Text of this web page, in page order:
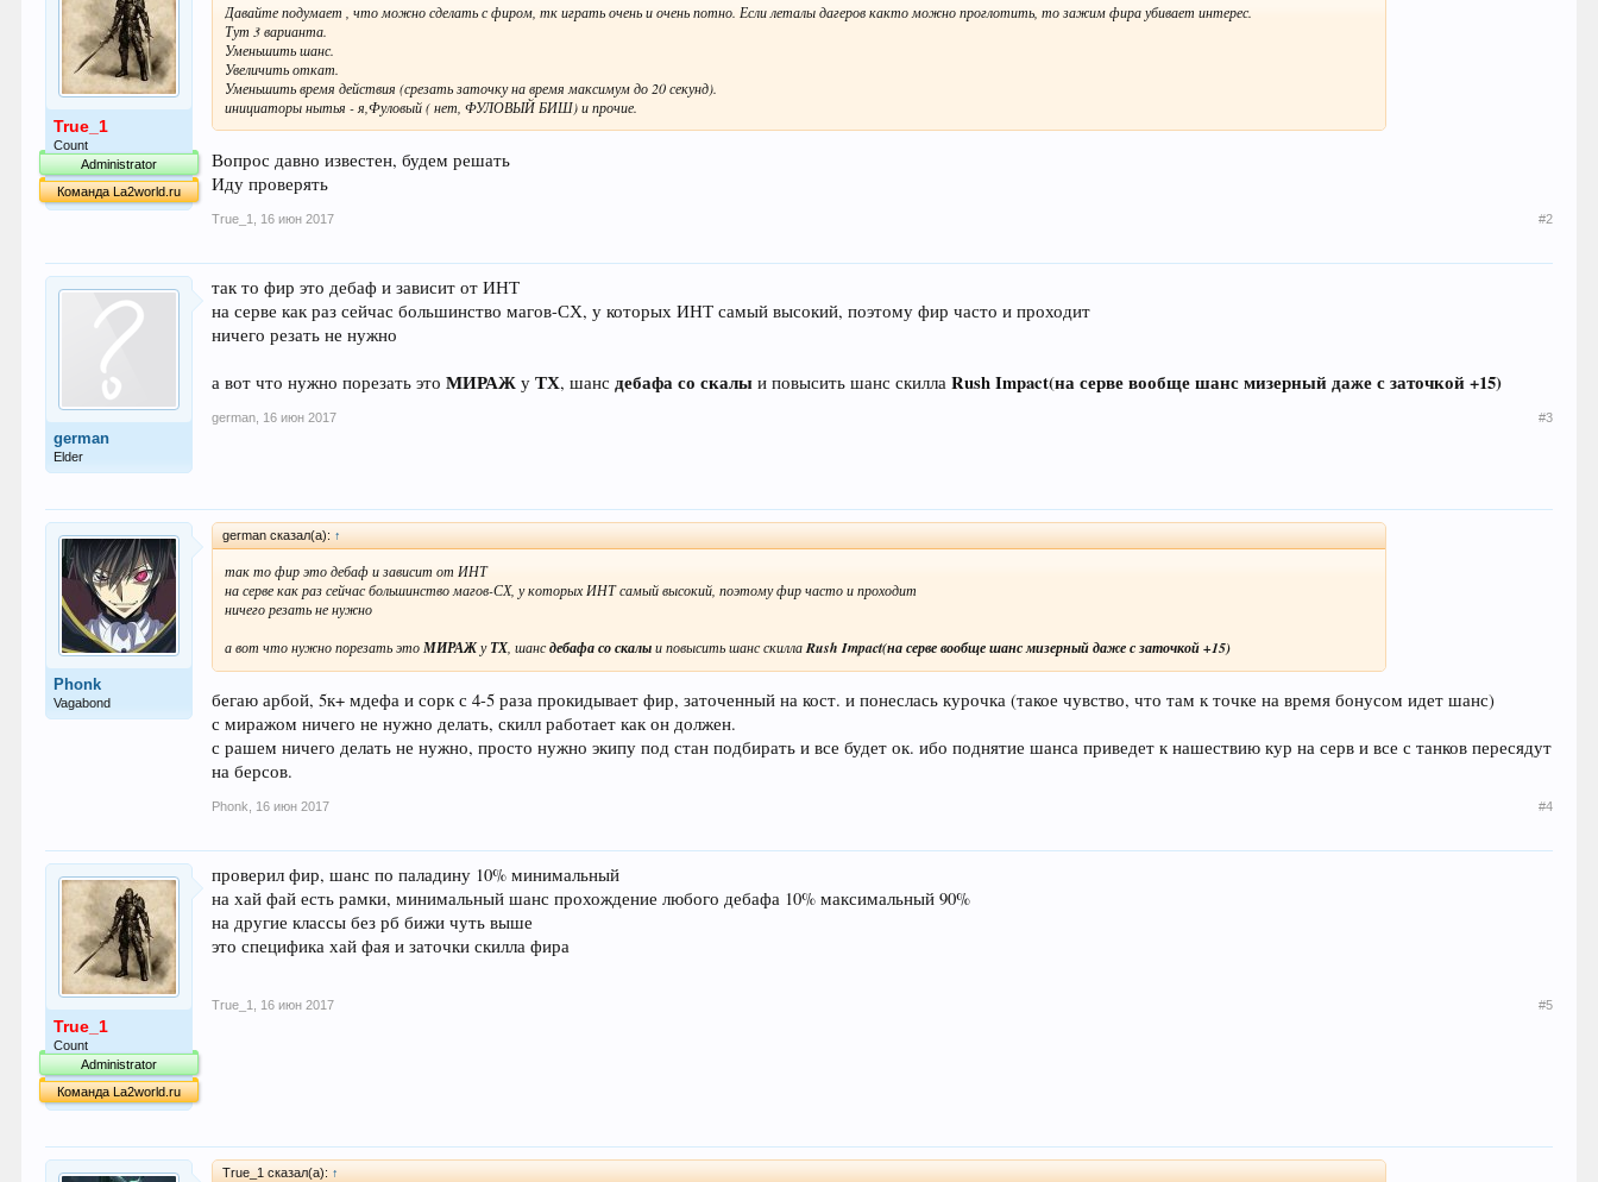
True_1
Count
Administrator
Команда La2world.ru
Давайте подумает , что можно сделать с фиром, тк играть очень и очень потно. Если леталы дагеров както можно проглотить, то зажим фира убивает интерес.
Тут 3 варианта.
Уменьшить шанс.
Увеличить откат.
Уменьшить время действия (срезать заточку на время максимум до 20 секунд).
инициаторы нытья - я,Фуловый ( нет, ФУЛОВЫЙ БИШ) и прочие.
Вопрос давно известен, будем решать
Иду проверять
True_1 16 июн 2017 #2
german
Elder
так то фир это дебаф и зависит от ИНТ
на серве как раз сейчас большинство магов-СХ, у которых ИНТ самый высокий, поэтому фир часто и проходит
ничего резать не нужно
а вот что нужно порезать этоМИРАЖ у ТХ, шанс дебафа со скалы и повысить шанс скиллаRush Impact(на серве вообще шанс мизерный даже с заточкой +15)
german 16 июн 2017 #3
Phonk
Vagabond
german сказал(а): ↑
так то фир это дебаф и зависит от ИНТ
на серве как раз сейчас большинство магов-СХ, у которых ИНТ самый высокий, поэтому фир часто и проходит
ничего резать не нужно
а вот что нужно порезать это МИРАЖуТХ , шансдебафа со скалыи повысить шанс скиллаRush Impact(на серве вообще шанс мизерный даже с заточкой +15)
бегаю арбой, 5к+ мдефа и сорк с 4-5 раза прокидывает фир, заточенный на кост. и понеслась курочка (такое чувство, что там к точке на время бонусом идет шанс)
с миражом ничего не нужно делать, скилл работает как он должен.
с рашем ничего делать не нужно, просто нужно экипу под стан подбирать и все будет ок. ибо поднятие шанса приведет к нашествию кур на серв и все с танков пересядут
на берсов.
Phonk 16 июн 2017 #4
True_1
Count
Administrator
Команда La2world.ru
проверил фир, шанс по паладину 10% минимальный
на хай фай есть рамки, минимальный шанс прохождение любого дебафа 10% максимальный 90%
на другие классы без рб бижи чуть выше
это специфика хай фая и заточки скилла фира
True_1 16 июн 2017 #5
True_1 сказал(а): ↑